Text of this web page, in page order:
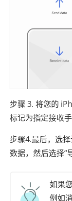
步骤 3. 将您的
标记为指定接收手
步骤4.最后，选
数据，然后选择“
如果
例如